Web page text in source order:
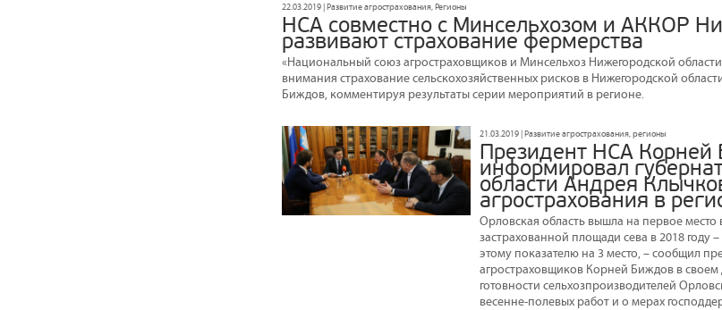
22.03.2019 | Развитие агрострахования, Регионы
НСА совместно с Минсельхозом и АККОР
развивают страхование фермерства
«Национальный союз агростраховщиков и Минсельхоз Нижегородской области
внимания страхование сельскохозяйственных рисков в Нижегородской
Биждов, комментируя результаты серии мероприятий в регионе.
21.03.2019 | Развитие агрострахования, регионы
Президент НСА
информировал
области Андрея
агрострахования в
Орловская область вышла на первое
застрахованной площади сева в 2018 году
этому показателю на 3 место, – сообщил
агростраховщиков Корней Биждов в
готовности сельхозпроизводителей
весенне-полевых работ и о мерах